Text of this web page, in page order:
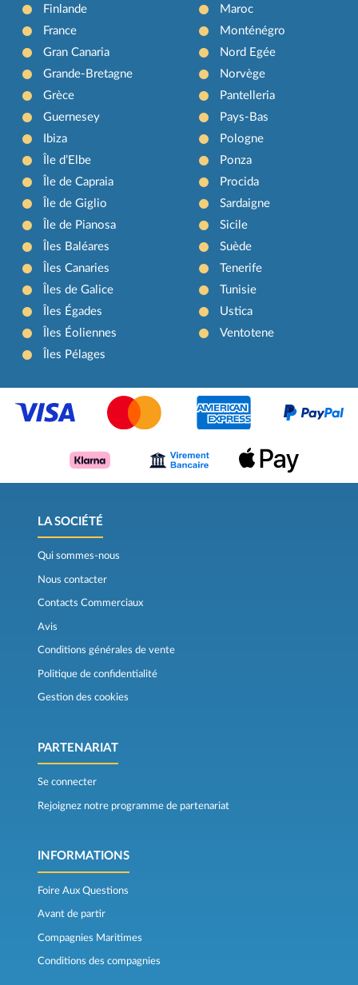
Finlande
France
Gran Canaria
Grande-Bretagne
Grèce
Guernesey
Ibiza
Île d’Elbe
Île de Capraia
Île de Giglio
Île de Pianosa
Îles Baléares
Îles Canaries
Îles de Galice
Îles Égades
Îles Éoliennes
Îles Pélages
Maroc
Monténégro
Nord Egée
Norvège
Pantelleria
Pays-Bas
Pologne
Ponza
Procida
Sardaigne
Sicile
Suède
Tenerife
Tunisie
Ustica
Ventotene
LA SOCIÉTÉ
Qui sommes-nous
Nous contacter
Contacts Commerciaux
Avis
Conditions générales de vente
Politique de confidentialité
Gestion des cookies
PARTENARIAT
Se connecter
Rejoignez notre programme de partenariat
INFORMATIONS
Foire Aux Questions
Avant de partir
Compagnies Maritimes
Conditions des compagnies